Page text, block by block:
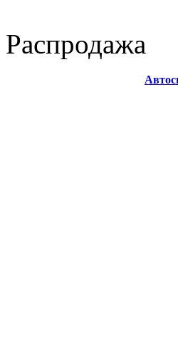
Распродажа